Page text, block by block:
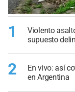
1
Violento
supuesto
2
En vivo: así
en Argentina